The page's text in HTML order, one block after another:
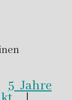
5 Jahre